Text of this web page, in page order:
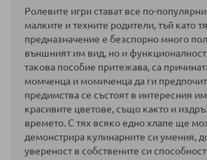
Ролевите игри стават все по-
малките и техните родители, тъй като
предназначение е безспорно много
външният им вид, но и
такова пособие притежава, са
момченца и момиченца да ги
предимства се състоят в интересния
красивите цветове, също както и
времето. С тях всяко едно хлапе ще
демонстрира кулинарните си умения,
увереност в собствените си